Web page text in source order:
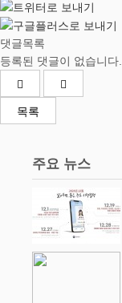
댓글목록
등록된 댓글이 없습니다.
목록
주요 뉴스